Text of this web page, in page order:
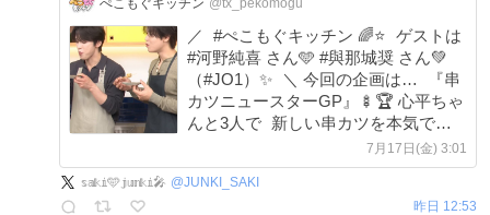
ぺこもぐキッチン @tx_pekomogu
／ #ぺこもぐキッチン 🌈⭐️ ゲストは
#河野純喜 さん🩵 #與那城奨 さん💚
（#JO1）✨ ＼ 今回の企画は… 『串
カツニュースターGP』🍢🏆 心平ちゃ
んと3人で 新しい串カツを本気で提
京で放送！ ぜひご覧ください👀✨ #
栗原心平 #テレビ東京
7月17日(金) 3:01
𝕤𝕒𝕜𝕚️🩵𝕛𝕦𝕟𝕜𝕚🎤 @JUNKI_SAKI
昨日 12:53